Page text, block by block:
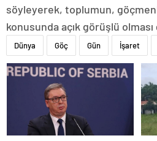
söyleyerek, toplumun,
konusunda açık görüşlü
Dünya Göç Gün İşaret